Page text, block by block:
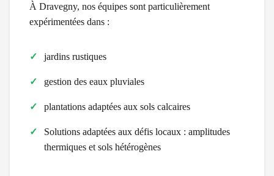
À Dravegny, nos équipes sont particulièrement
expérimentées dans :
jardins rustiques
gestion des eaux pluviales
plantations adaptées aux sols calcaires
Solutions adaptées aux défis locaux : amplitudes
thermiques et sols hétérogènes